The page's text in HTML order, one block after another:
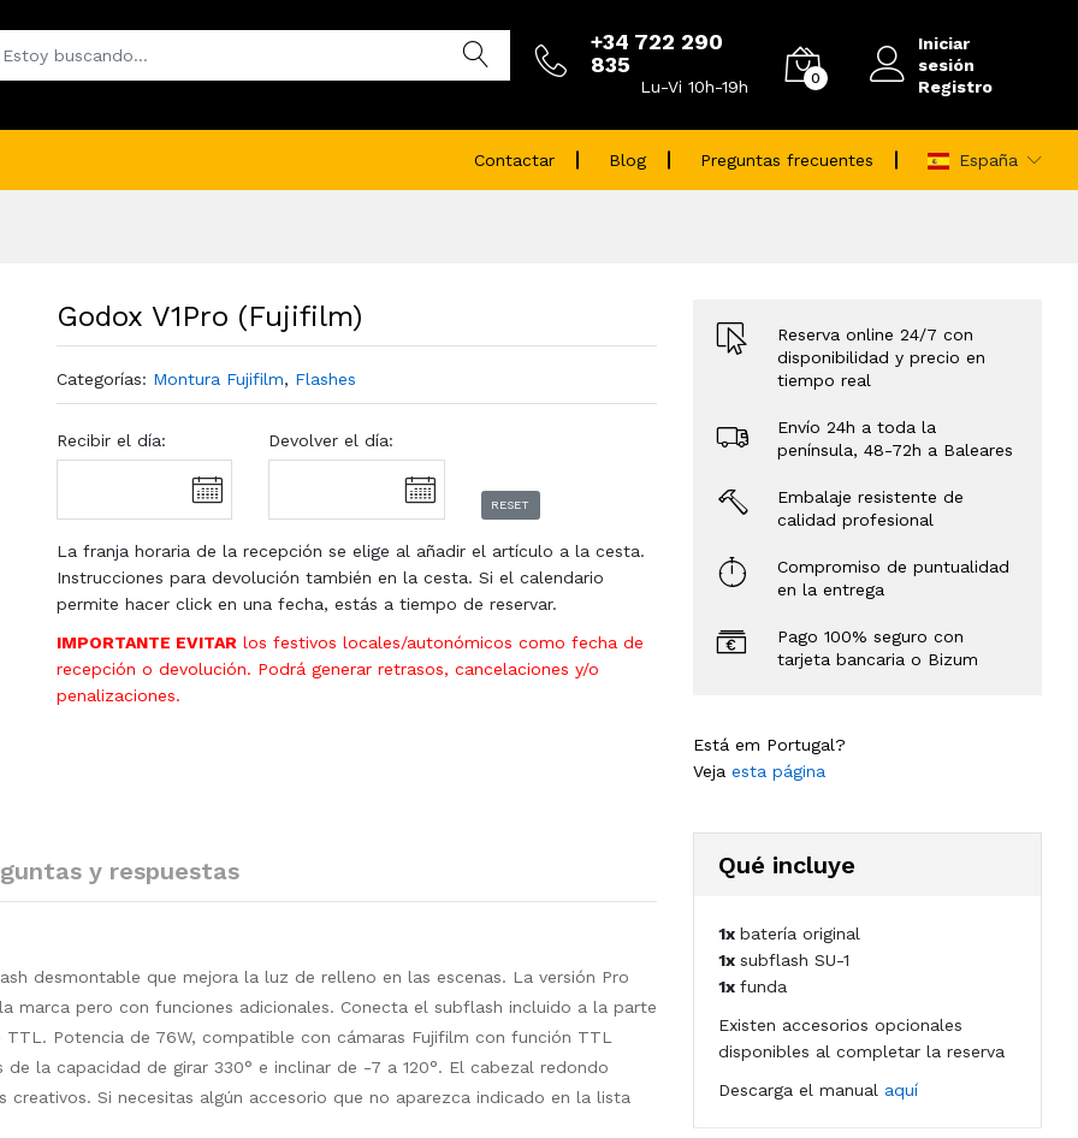
+34 722 290
835
Lu-Vi 10h-19h 0
Iniciar
sesión
Registro
Contactar Blog Preguntas frecuentes España
Godox V1Pro (Fujifilm)
Categorías: Montura Fujifilm, Flashes
Recibir el día: Devolver el día:
RESET
La franja horaria de la recepción se elige al añadir el artículo a la cesta.
Instrucciones para devolución también en la cesta. Si el calendario
permite hacer click en una fecha, estás a tiempo de reservar.
IMPORTANTE EVITAR los festivos locales/autonómicos como fecha de
recepción o devolución. Podrá generar retrasos, cancelaciones y/o
penalizaciones.
y respuestas
desmontable que mejora la luz de relleno en las escenas. La versión Pro
marca pero con funciones adicionales. Conecta el subflash incluido a la parte
Potencia de 76W, compatible con cámaras Fujifilm con función TTL
la capacidad de girar 330° e inclinar de -7 a 120°. El cabezal redondo
Si necesitas algún accesorio que no aparezca indicado en la lista
Reserva online 24/7 con
disponibilidad y precio en
tiempo real
Envío 24h a toda la
península, 48-72h a Baleares
Embalaje resistente de
calidad profesional
Compromiso de puntualidad
en la entrega
Pago 100% seguro con
tarjeta bancaria o Bizum
Está em Portugal?
Veja esta página
Qué incluye
1x batería original
1x subflash SU-1
1x funda
Existen accesorios opcionales
disponibles al completar la reserva
Descarga el manual aquí